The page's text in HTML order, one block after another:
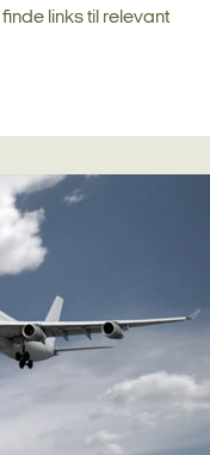
links til relevant